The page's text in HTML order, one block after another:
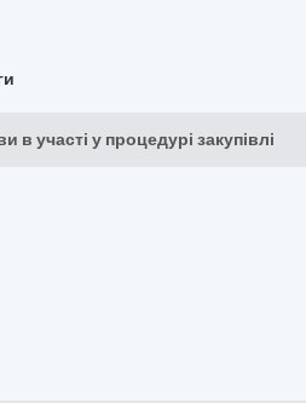
в участі у процедурі закупівлі